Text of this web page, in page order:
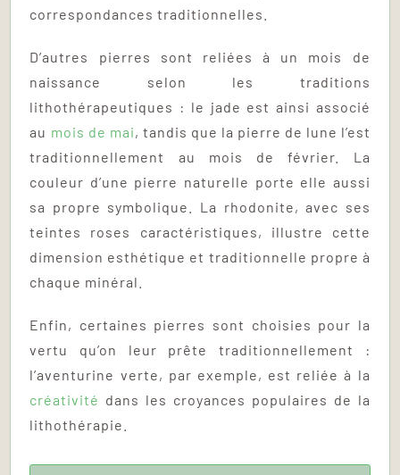
correspondances traditionnelles.
D’autres pierres sont reliées à un mois de
naissance selon les traditions
lithothérapeutiques : le jade est ainsi associé
au mois de mai, tandis que la pierre de lune l’est
traditionnellement au mois de février. La
couleur d’une pierre naturelle porte elle aussi
sa propre symbolique. La rhodonite, avec ses
teintes roses caractéristiques, illustre cette
dimension esthétique et traditionnelle propre à
chaque minéral.
Enfin, certaines pierres sont choisies pour la
vertu qu’on leur prête traditionnellement :
l’aventurine verte, par exemple, est reliée à la
créativité dans les croyances populaires de la
lithothérapie.